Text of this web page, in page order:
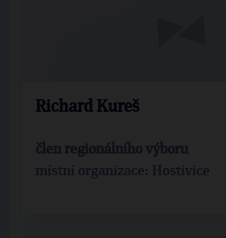
Richard Kureš
člen regionálního výboru
místní organizace: Hostivice